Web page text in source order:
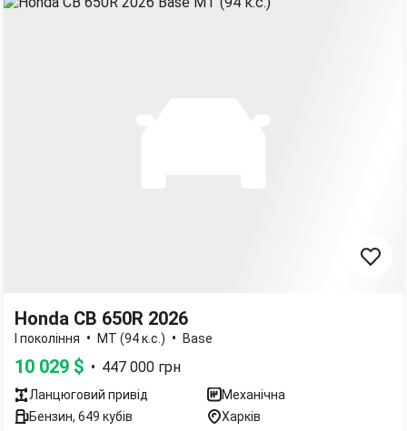
Honda CB 650R 2026
I покоління • MT (94 к.с.) • Base
10 029 $ • 447 000 грн
Ланцюговий привід
Механічна
Бензин, 649 кубів Харків